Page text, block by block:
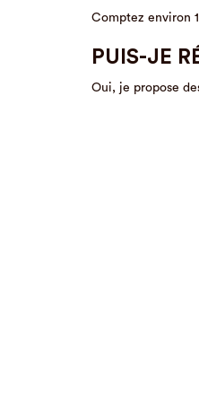
Comptez environ
PUIS-JE
Oui, je propose